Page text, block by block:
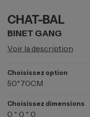
CHAT-BAL
BINET GANG
Voir la description
Choisissez option
50*70CM
Choisissez dimensions
0 * 0 * 0